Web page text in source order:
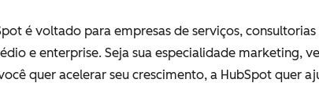
é voltado para empresas de serviços,
e enterprise. Seja sua especialidade marketing,
quer acelerar seu crescimento, a HubSpot quer